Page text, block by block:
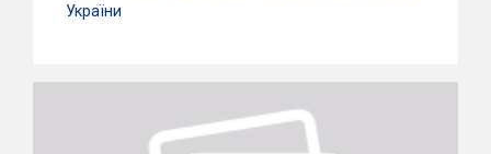
України